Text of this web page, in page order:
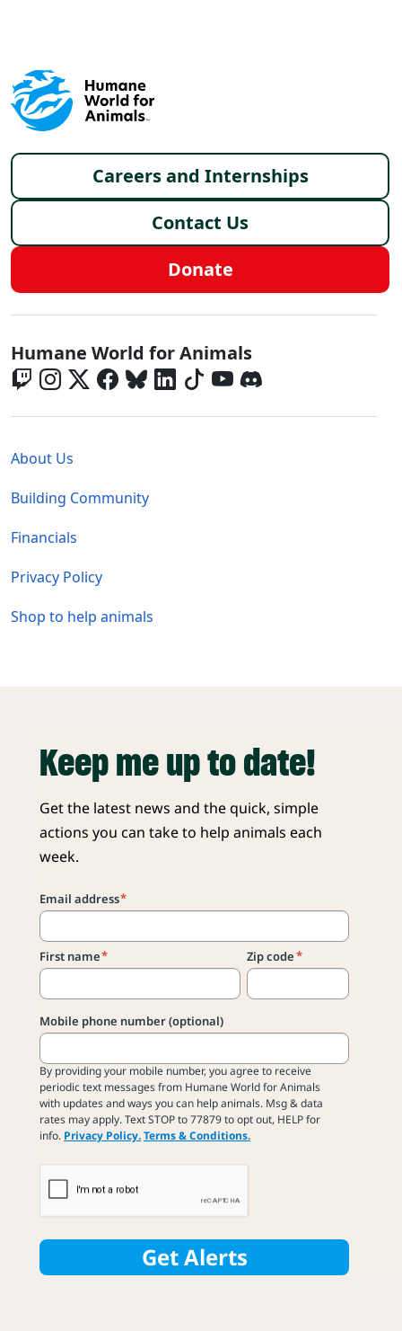
Footer menu
Careers and Internships
Contact Us
Donate
Global - Social Menu
Humane World for Animals
About Us
Building Community
Financials
Privacy Policy
Shop to help animals